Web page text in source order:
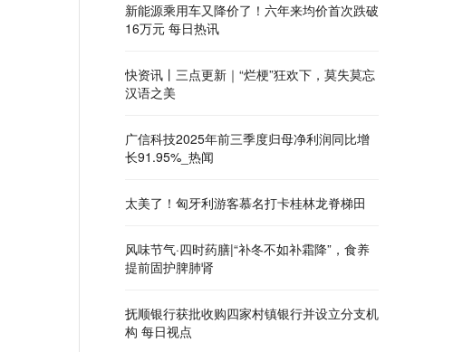
新能源乘用车又降价了！六年来均价首次跌破
16万元 每日热讯
快资讯丨三点更新｜“烂梗”狂欢下，莫失莫忘
汉语之美
广信科技2025年前三季度归母净利润同比增
长91.95%_热闻
太美了！匈牙利游客慕名打卡桂林龙脊梯田
风味节气·四时药膳|“补冬不如补霜降”，食养
提前固护脾肺肾
抚顺银行获批收购四家村镇银行并设立分支机
构 每日视点